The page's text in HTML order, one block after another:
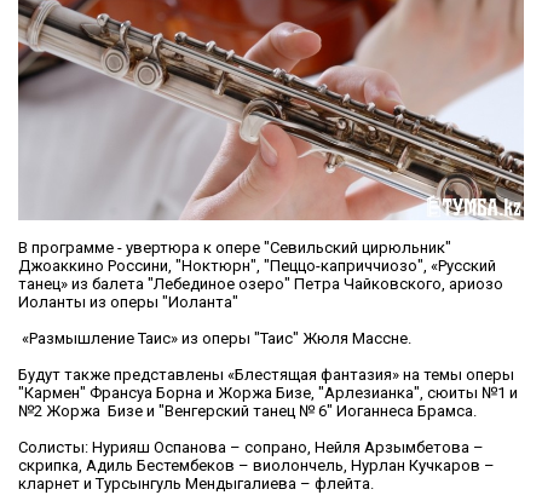
В программе - увертюра к опере "Севильский цирюльник"
Джоаккино Россини, "Ноктюрн", "Пеццо-каприччиозо", «Русский
танец» из балета "Лебединое озеро" Петра Чайковского, ариозо
Иоланты из оперы "Иоланта"
«Размышление Таис» из оперы "Таис" Жюля Массне.
Будут также представлены «Блестящая фантазия» на темы оперы
"Кармен" Франсуа Борна и Жоржа Бизе, "Арлезианка", сюиты №1 и
№2 Жоржа Бизе и "Венгерский танец № 6" Иоганнеса Брамса.
Солисты: Нурияш Оспанова – сопрано, Нейля Арзымбетова –
скрипка, Адиль Бестембеков – виолончель, Нурлан Кучкаров –
кларнет и Турсынгуль Мендыгалиева – флейта.